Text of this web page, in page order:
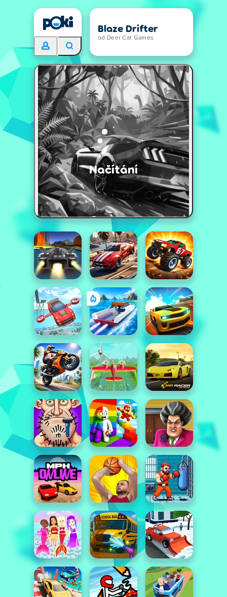
Blaze Drifter
od Deer Cat Games
Načítání